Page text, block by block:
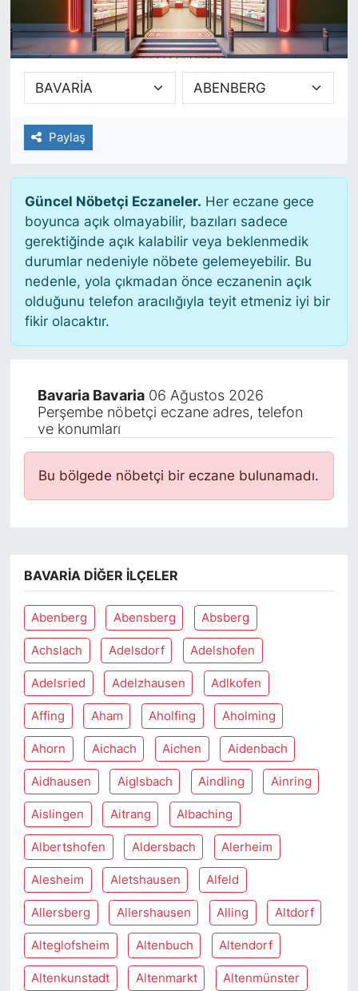
Paylaş
Güncel Nöbetçi Eczaneler. Her eczane gece
boyunca açık olmayabilir, bazıları sadece
gerektiğinde açık kalabilir veya beklenmedik
durumlar nedeniyle nöbete gelemeyebilir. Bu
nedenle, yola çıkmadan önce eczanenin açık
olduğunu telefon aracılığıyla teyit etmeniz iyi bir
fikir olacaktır.
Bavaria Bavaria06 Ağustos 2026
Perşembe nöbetçi eczane adres, telefon
ve konumları
Bu bölgede nöbetçi bir eczane bulunamadı.
BAVARIA DIĞER İLÇELER
Abenberg Abensberg Absberg
Achslach Adelsdorf Adelshofen
Adelsried Adelzhausen Adlkofen
Affing Aham Aholfing Aholming
Ahorn Aichach Aichen Aidenbach
Aidhausen Aiglsbach Aindling Ainring
Aislingen Aitrang Albaching
Albertshofen Aldersbach Alerheim
Alesheim Aletshausen Alfeld
Allersberg Allershausen Alling Altdorf
Alteglofsheim Altenbuch Altendorf
Altenkunstadt Altenmarkt Altenmünster
SİYASET
SAĞLIK